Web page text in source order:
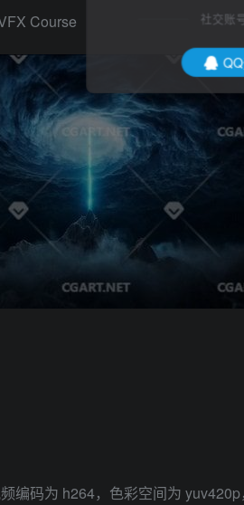
Course
编码为 h264，色彩空间为
社交账